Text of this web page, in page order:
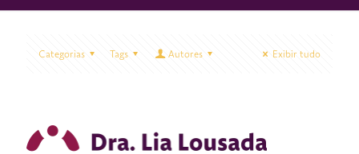
Categorias Tags Autores Exibir tudo